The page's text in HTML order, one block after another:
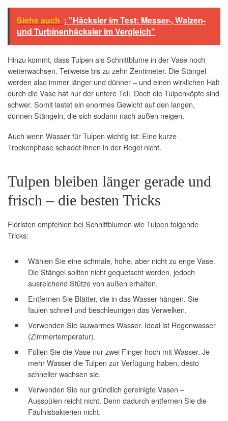
Siehe auch : "Häcksler im Test: Messer-, Walzen-
und Turbinenhäcksler im Vergleich"
Hinzu kommt, dass Tulpen als Schnittblume in der Vase noch
weiterwachsen. Teilweise bis zu zehn Zentimeter. Die Stängel
werden also immer länger und dünner – und einen wirklichen Halt
durch die Vase hat nur der untere Teil. Doch die Tulpenköpfe sind
schwer. Somit lastet ein enormes Gewicht auf den langen,
dünnen Stängeln, die sich sodann nach außen neigen.
Auch wenn Wasser für Tulpen wichtig ist: Eine kurze
Trockenphase schadet ihnen in der Regel nicht.
Tulpen bleiben länger gerade und
frisch – die besten Tricks
Floristen empfehlen bei Schnittblumen wie Tulpen folgende
Tricks:
Wählen Sie eine schmale, hohe, aber nicht zu enge Vase.
Die Stängel sollten nicht gequetscht werden, jedoch
ausreichend Stütze von außen erhalten.
Entfernen Sie Blätter, die in das Wasser hängen. Sie
faulen schnell und beschleunigen das Verwelken.
Verwenden Sie lauwarmes Wasser. Ideal ist Regenwasser
(Zimmertemperatur).
Füllen Sie die Vase nur zwei Finger hoch mit Wasser. Je
mehr Wasser die Tulpen zur Verfügung haben, desto
schneller wachsen sie.
Verwenden Sie nur gründlich gereinigte Vasen –
Ausspülen reicht nicht. Denn dadurch entfernen Sie die
Fäulnisbakterien nicht.